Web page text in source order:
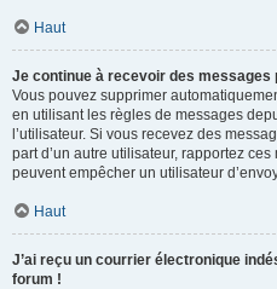
Haut
Je continue à recevoir des messages
Vous pouvez supprimer
en utilisant les règles de messages
l’utilisateur. Si vous recevez des
part d’un autre utilisateur, rapportez
peuvent empêcher un utilisateur
Haut
J’ai reçu un courrier électronique
forum !